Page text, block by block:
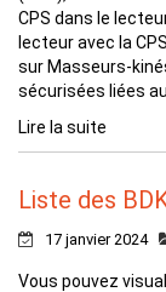
CPS dans le
lecteur avec la
sur Masseurs-
sécurisées liées
Lire la suite
Liste des
17 janvier 2024
Vous pouvez